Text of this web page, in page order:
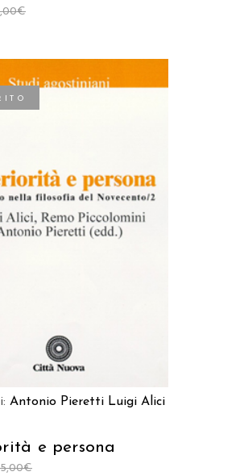
€
LEGGI TUTTO
Antonio Pieretti Luigi Alici
e persona
€